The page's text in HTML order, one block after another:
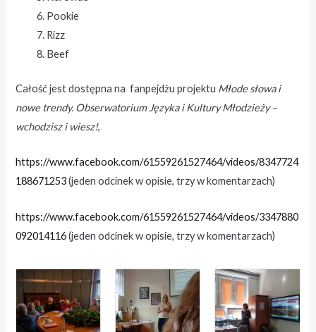
Pookie
Rizz
Beef
Całość jest dostępna na fanpejdżu projektu Młode słowa i
nowe trendy. Obserwatorium Języka i Kultury Młodzieży –
wchodzisz i wiesz!,
https://www.facebook.com/61559261527464/videos/8347724
188671253(jeden odcinek w opisie, trzy w komentarzach)
https://www.facebook.com/61559261527464/videos/3347880
092014116(jeden odcinek w opisie, trzy w komentarzach)